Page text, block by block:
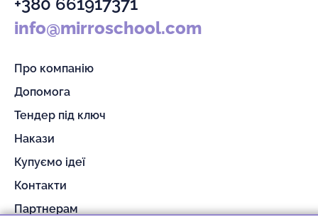
info@mirroschool.com
Про компанію
Допомога
Тендер під ключ
Накази
Купуємо ідеї
Контакти
Партнерам